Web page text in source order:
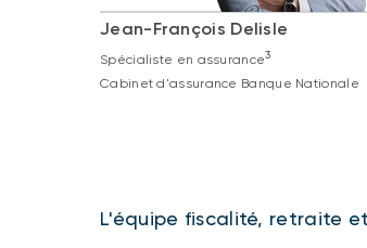
Jean-François Delisle
Spécialiste en assurance3
Cabinet d'assurance Banque Nationale
L'équipe fiscalité, retraite